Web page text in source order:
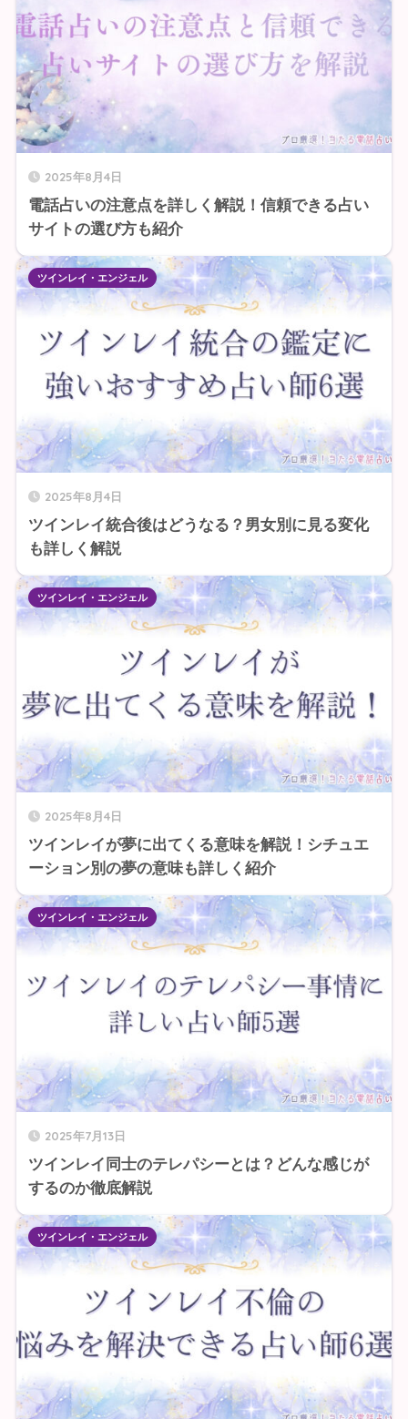
2025年8月4日
電話占いの注意点を詳しく解説！信頼できる占い
サイトの選び方も紹介
2025年8月4日
ツインレイ統合後はどうなる？男女別に見る変化
も詳しく解説
ツインレイ・エンジェル
2025年8月4日
ツインレイが夢に出てくる意味を解説！シチュエ
ーション別の夢の意味も詳しく紹介
ツインレイ・エンジェル
2025年7月13日
ツインレイ同士のテレパシーとは？どんな感じが
するのか徹底解説
ツインレイ・エンジェル
ツインレイ・エンジェル